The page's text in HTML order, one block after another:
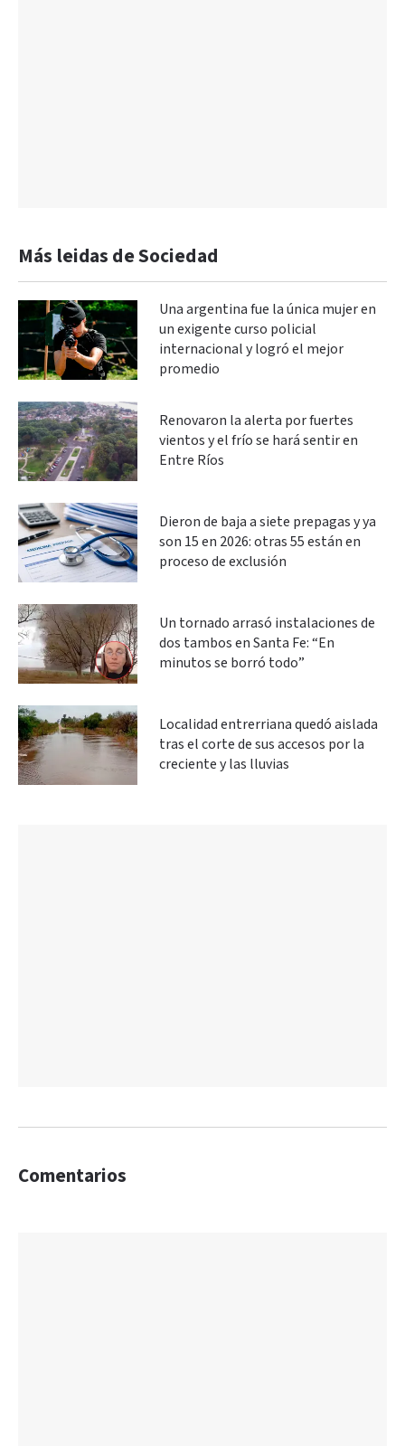
Más leidas de Sociedad
Una argentina fue la única mujer en
un exigente curso policial
internacional y logró el mejor
promedio
Renovaron la alerta por fuertes
vientos y el frío se hará sentir en
Entre Ríos
Dieron de baja a siete prepagas y ya
son 15 en 2026: otras 55 están en
proceso de exclusión
Un tornado arrasó instalaciones de
dos tambos en Santa Fe: “En
minutos se borró todo”
Localidad entrerriana quedó aislada
tras el corte de sus accesos por la
creciente y las lluvias
Comentarios